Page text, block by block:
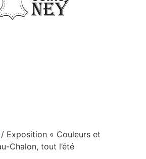
/ Exposition « Couleurs et
Chalon, tout l’été